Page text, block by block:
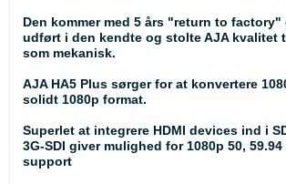
Den kommer med 5 års "return to factory"
udført i den kendte og stolte AJA kvalitet
som mekanisk.
AJA HA5 Plus sørger for at konvertere
solidt 1080p format.
Superlet at integrere HDMI devices ind i
3G-SDI giver mulighed for 1080p 50,
support